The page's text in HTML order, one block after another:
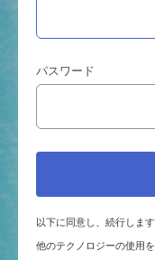
パスワード
以下に同意し、続行します
他のテクノロジーの使用